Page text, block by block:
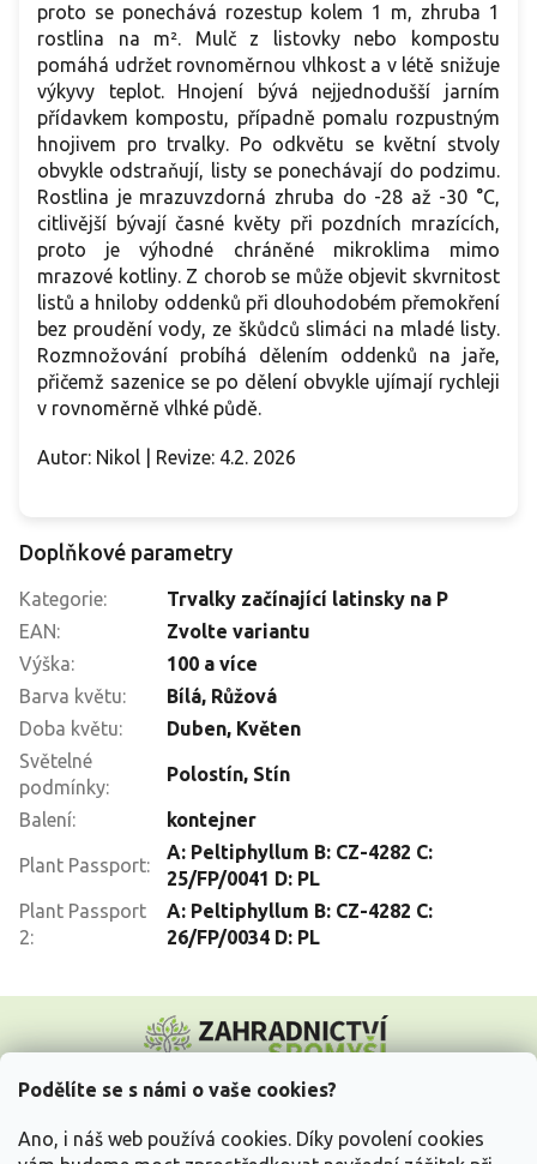
Podělíte se s námi o vaše cookies?
Ano, i náš web používá cookies. Díky povolení cookies
proto se ponechává rozestup kolem 1 m, zhruba 1
rostlina na m². Mulč z listovky nebo kompostu
pomáhá udržet rovnoměrnou vlhkost a v létě snižuje
výkyvy teplot. Hnojení bývá nejjednodušší jarním
přídavkem kompostu, případně pomalu rozpustným
hnojivem pro trvalky. Po odkvětu se květní stvoly
obvykle odstraňují, listy se ponechávají do podzimu.
Rostlina je mrazuvzdorná zhruba do -28 až -30 °C,
citlivější bývají časné květy při pozdních mrazících,
proto je výhodné chráněné mikroklima mimo
mrazové kotliny. Z chorob se může objevit skvrnitost
listů a hniloby oddenků při dlouhodobém přemokření
bez proudění vody, ze škůdců slimáci na mladé listy.
Rozmnožování probíhá dělením oddenků na jaře,
přičemž sazenice se po dělení obvykle ujímají rychleji
v rovnoměrně vlhké půdě.
Autor: Nikol | Revize: 4.2. 2026
Doplňkové parametry
Kategorie:
Trvalky začínající latinsky na P
EAN:
Zvolte variantu
Výška:
100 a více
Barva květu: Bílá, Růžová
Doba květu: Duben, Květen
Světelné
podmínky:
Polostín, Stín
Balení: kontejner
Plant Passport:
A: Peltiphyllum B: CZ-4282 C:
25/FP/0041 D: PL
Plant Passport
2:
A: Peltiphyllum B: CZ-4282 C:
26/FP/0034 D: PL
p
Vše o nákupu